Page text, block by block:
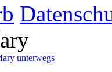
unterwegs